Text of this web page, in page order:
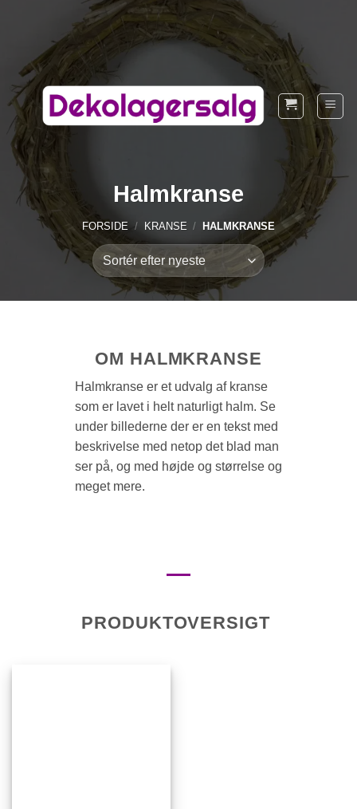
Halmkranse
FORSIDE / KRANSE / HALMKRANSE
OM HALMKRANSE
Halmkranse er et udvalg af kranse
som er lavet i helt naturligt halm. Se
under billederne der er en tekst med
beskrivelse med netop det blad man
ser på, og med højde og størrelse og
meget mere.
PRODUKTOVERSIGT